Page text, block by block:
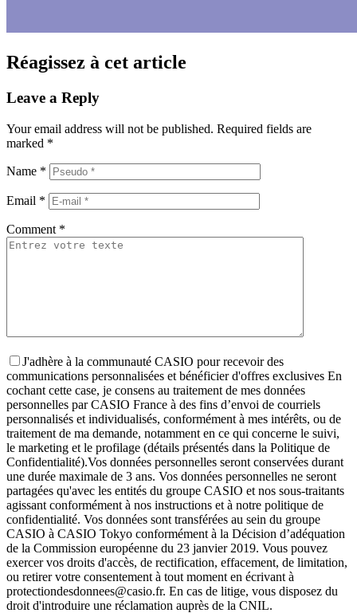
Réagissez à cet article
Leave a Reply
Your email address will not be published. Required fields are
marked *
Name *
Email *
Comment *
J'adhère à la communauté CASIO pour recevoir des
communications personnalisées et bénéficier d'offres exclusives En
cochant cette case, je consens au traitement de mes données
personnelles par CASIO France à des fins d’envoi de courriels
personnalisés et individualisés, conformément à mes intérêts, ou de
traitement de ma demande, notamment en ce qui concerne le suivi,
le marketing et le profilage (détails présentés dans la Politique de
Confidentialité).Vos données personnelles seront conservées durant
une durée maximale de 3 ans. Vos données personnelles ne seront
partagées qu'avec les entités du groupe CASIO et nos sous-traitants
agissant conformément à nos instructions et à notre politique de
confidentialité. Vos données sont transférées au sein du groupe
CASIO à CASIO Tokyo conformément à la Décision d’adéquation
de la Commission européenne du 23 janvier 2019. Vous pouvez
exercer vos droits d'accès, de rectification, effacement, de limitation,
ou retirer votre consentement à tout moment en écrivant à
protectiondesdonnees@casio.fr. En cas de litige, vous disposez du
droit d'introduire une réclamation auprès de la CNIL.